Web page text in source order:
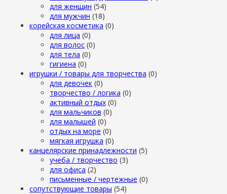
для женщин (54)
для мужчин (18)
корейская косметика (0)
для лица (0)
для волос (0)
для тела (0)
гигиена (0)
игрушки / товары для творчества (0)
для девочек (0)
творчество / логика (0)
активный отдых (0)
для мальчиков (0)
для малышей (0)
отдых на море (0)
мягкая игрушка (0)
канцелярские принадлежности (5)
учеба / творчество (3)
для офиса (2)
письменные / чертежные (0)
сопутствующие товары (54)